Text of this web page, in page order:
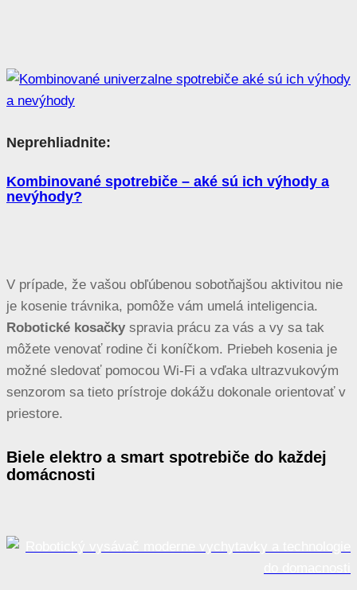
Neprehliadnite:
Kombinované spotrebiče – aké sú ich výhody a
nevýhody?
V prípade, že vašou obľúbenou sobotňajšou aktivitou nie
je kosenie trávnika, pomôže vám umelá inteligencia.
Robotické kosačkyspravia prácu za vás a vy sa tak
môžete venovať rodine či koníčkom. Priebeh kosenia je
možné sledovať pomocou Wi-Fi a vďaka ultrazvukovým
senzorom sa tieto prístroje dokážu dokonale orientovať v
priestore.
Biele elektro a smart spotrebiče do každej
domácnosti